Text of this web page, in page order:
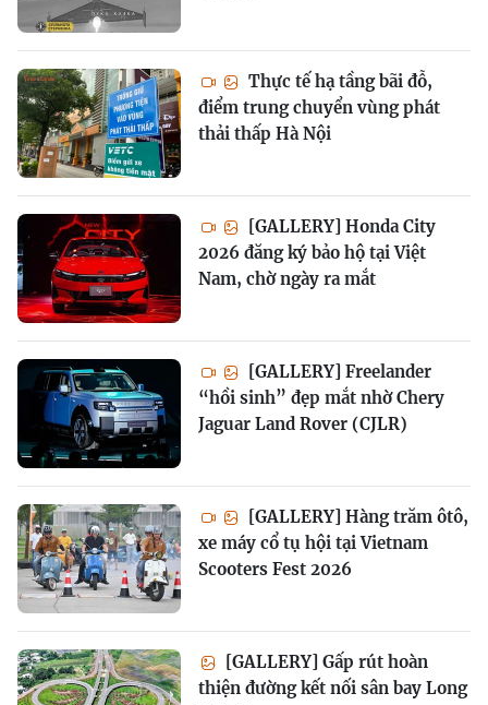
Thực tế hạ tầng bãi đỗ,
điểm trung chuyển vùng phát
thải thấp Hà Nội
[GALLERY] Honda City
2026 đăng ký bảo hộ tại Việt
Nam, chờ ngày ra mắt
[GALLERY] Freelander
“hồi sinh” đẹp mắt nhờ Chery
Jaguar Land Rover (CJLR)
[GALLERY] Hàng trăm ôtô,
xe máy cổ tụ hội tại Vietnam
Scooters Fest 2026
[GALLERY] Gấp rút hoàn
thiện đường kết nối sân bay Long